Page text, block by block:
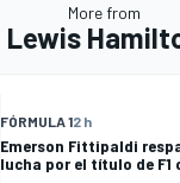
More from
Lewis
FÓRMULA 12 h
Emerson Fittipaldi
lucha por el título de F1